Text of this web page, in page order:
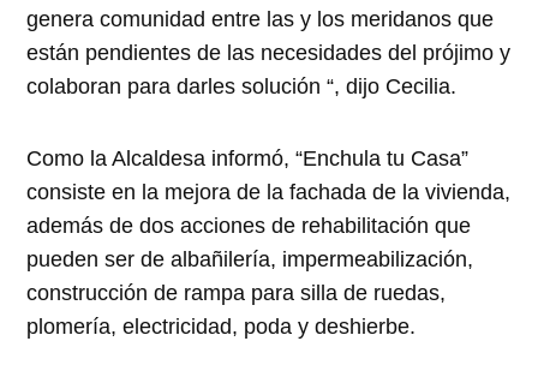
genera comunidad entre las y los meridanos que
están pendientes de las necesidades del prójimo y
colaboran para darles solución “, dijo Cecilia.
Como la Alcaldesa informó, “Enchula tu Casa”
consiste en la mejora de la fachada de la vivienda,
además de dos acciones de rehabilitación que
pueden ser de albañilería, impermeabilización,
construcción de rampa para silla de ruedas,
plomería, electricidad, poda y deshierbe.